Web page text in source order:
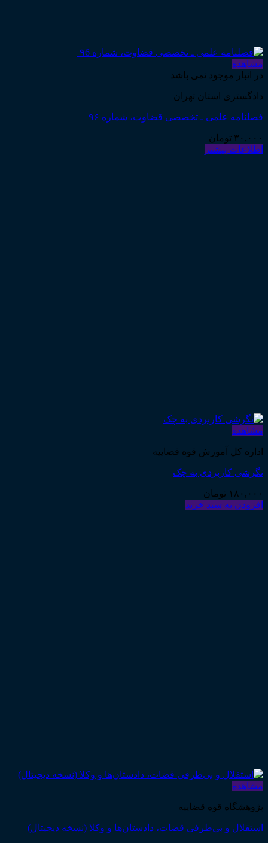
مشاهده
در انبار موجود نمی باشد
دادگستری استان تهران
فصلنامه علمی ـ تخصصی قضاوت، شماره ۹۶
۳۰,۰۰۰ تومان
اطلاعات بیشتر
مشاهده
اداره کل آموزش قوه قضاییه
نگرشی کاربردی به چک
۱۸۰,۰۰۰ تومان
افزودن به سبد خرید
مشاهده
پژوهشگاه قوه قضاییه
استقلال و بی‌طرفی قضات، دادستان‌ها و وکلا (نسخه دیجیتال)